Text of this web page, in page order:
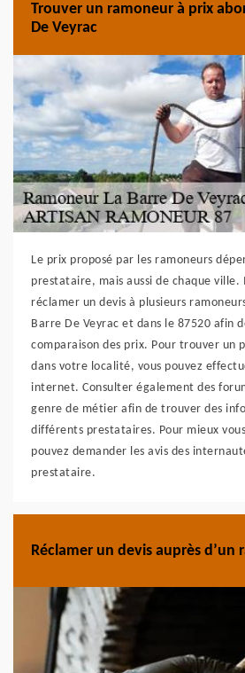
Trouver un ramoneur à prix
De Veyrac
Le prix proposé par les ramoneurs
prestataire, mais aussi de chaque
réclamer un devis à plusieurs
Barre De Veyrac et dans le 87520 afin
comparaison des prix. Pour trouver un
dans votre localité, vous pouvez
internet. Consulter également des
genre de métier afin de trouver des
différents prestataires. Pour mieux
pouvez demander les avis des
prestataire.
Réclamer un devis auprès d’un